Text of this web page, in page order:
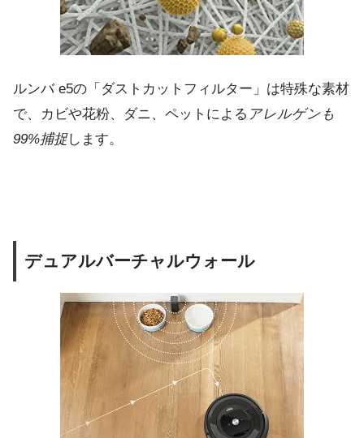
ルンバ e5の「ダストカットフィルター」は特殊な素材
で、カビや花粉、ダニ、ペットによる アレルゲンも
99%捕捉します。
デュアルバーチャルウォール